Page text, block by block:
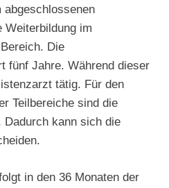
abgeschlossenen
Weiterbildung im
Die
fünf Jahre. Während dieser
tätig. Für den
Teilbereiche sind die
Dadurch kann sich die
in den 36 Monaten der